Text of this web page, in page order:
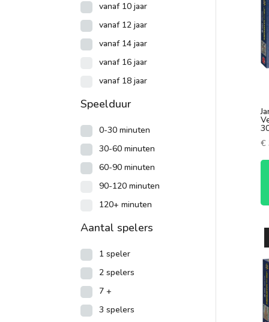
€
vanaf 10 jaar
vanaf 12 jaar
vanaf 14 jaar
vanaf 16 jaar
vanaf 18 jaar
Speelduur
0-30 minuten
30-60 minuten
60-90 minuten
90-120 minuten
120+ minuten
Aantal spelers
1 speler
2 spelers
7 +
3 spelers